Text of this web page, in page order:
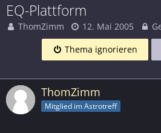
EQ-Plattform
ThomZimm 12. Mai 2005
Thema ignorieren
ThomZimm
Mitglied im Astrotreff